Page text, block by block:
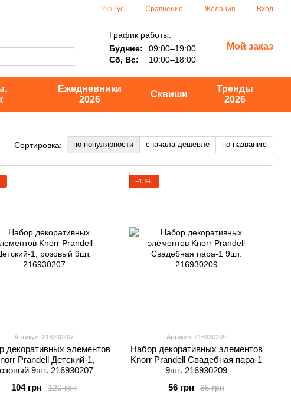
Укр Рус Сравнение Желания Вход
График работы:
Будние:
09:00–19:00
Сб, Вс:
10:00–18:00
Мой заказ
Ежедневники
2026
Сквиши
Тренды
2026
Сортировка: по популярности сначала дешевле по названию
Артикул: 216930207
декоративных элементов
Prandell Детский-1,
9шт. 216930207
120 грн
104 грн
−13%
Артикул: 216930209
Набор декоративных элементов
Knorr Prandell Свадебная пара-1
9шт. 216930209
65 грн
56 грн